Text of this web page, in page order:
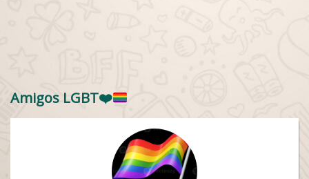
Amigos LGBT❤️